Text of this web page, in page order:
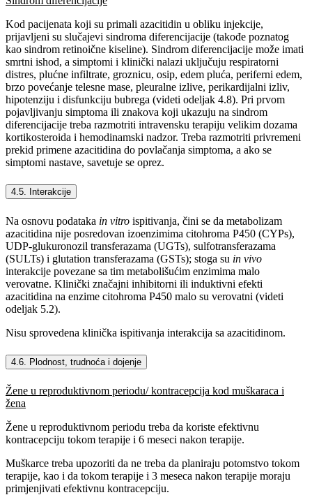
Kod pacijenata koji su primali azacitidin u obliku injekcije,
prijavljeni su slučajevi sindroma diferencijacije (takođe poznatog
kao sindrom retinoične kiseline). Sindrom diferencijacije može imati
smrtni ishod, a simptomi i klinički nalazi uključuju respiratorni
distres, plućne infiltrate, groznicu, osip, edem pluća, periferni edem,
brzo povećanje telesne mase, pleuralne izlive, perikardijalni izliv,
hipotenziju i disfunkciju bubrega (videti odeljak 4.8). Pri prvom
pojavljivanju simptoma ili znakova koji ukazuju na sindrom
diferencijacije treba razmotriti intravensku terapiju velikim dozama
kortikosteroida i hemodinamski nadzor. Treba razmotriti privremeni
prekid primene azacitidina do povlačanja simptoma, a ako se
simptomi nastave, savetuje se oprez.
4.5. Interakcije
Na osnovu podataka in vitro ispitivanja, čini se da metabolizam
azacitidina nije posredovan izoenzimima citohroma P450 (CYPs),
UDP-glukuronozil transferazama (UGTs), sulfotransferazama
(SULTs) i glutation transferazama (GSTs); stoga su in vivo
interakcije povezane sa tim metabolišućim enzimima malo
verovatne. Klinički značajni inhibitorni ili induktivni efekti
azacitidina na enzime citohroma P450 malo su verovatni (videti
odeljak 5.2).
Nisu sprovedena klinička ispitivanja interakcija sa azacitidinom.
4.6. Plodnost, trudnoća i dojenje
Žene u reproduktivnom periodu/ kontracepcija kod muškaraca i
žena
Žene u reproduktivnom periodu treba da koriste efektivnu
kontracepciju tokom terapije i 6 meseci nakon terapije.
Muškarce treba upozoriti da ne treba da planiraju potomstvo tokom
terapije, kao i da tokom terapije i 3 meseca nakon terapije moraju
primjenjivati efektivnu kontracepciju.